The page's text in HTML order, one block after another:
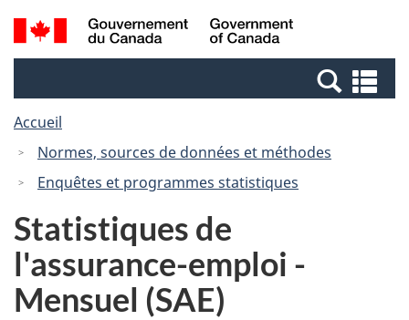
Passer
au
Passer
à
Canada
Recherche
et
et
Accueil
Normes, sources de données et méthodes
Enquêtes et programmes statistiques
Statistiques de
l'assurance-emploi -
Mensuel (SAE)